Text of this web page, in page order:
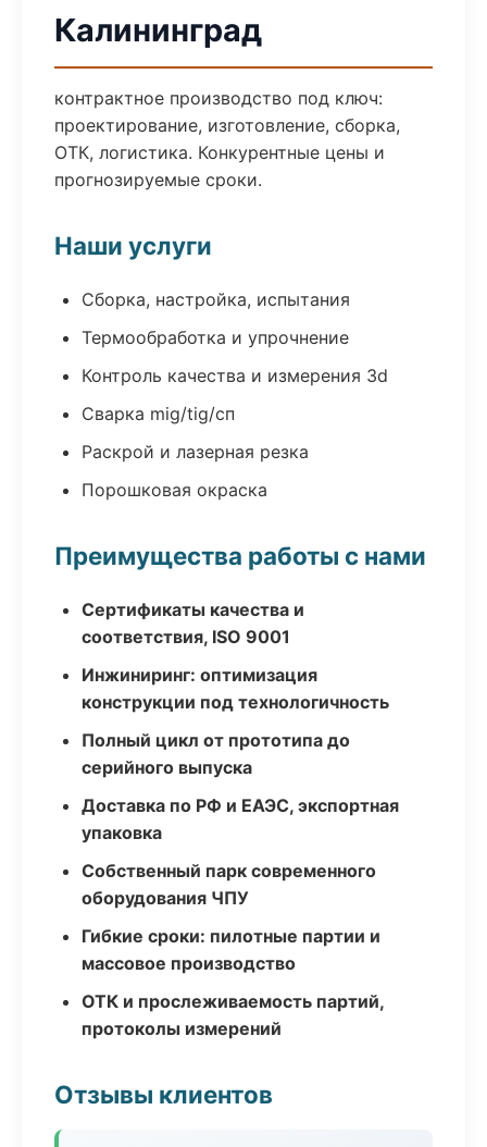
Калининград
контрактное производство под ключ:
проектирование, изготовление, сборка,
ОТК, логистика. Конкурентные цены и
прогнозируемые сроки.
Наши услуги
Сборка, настройка, испытания
Термообработка и упрочнение
Контроль качества и измерения 3d
Сварка mig/tig/сп
Раскрой и лазерная резка
Порошковая окраска
Преимущества работы с нами
Сертификаты качества и
соответствия, ISO 9001
Инжиниринг: оптимизация
конструкции под технологичность
Полный цикл от прототипа до
серийного выпуска
Доставка по РФ и ЕАЭС, экспортная
упаковка
Собственный парк современного
оборудования ЧПУ
Гибкие сроки: пилотные партии и
массовое производство
ОТК и прослеживаемость партий,
протоколы измерений
Отзывы клиентов